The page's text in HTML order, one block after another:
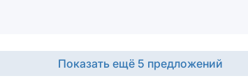
Показать ещё 5 предложений